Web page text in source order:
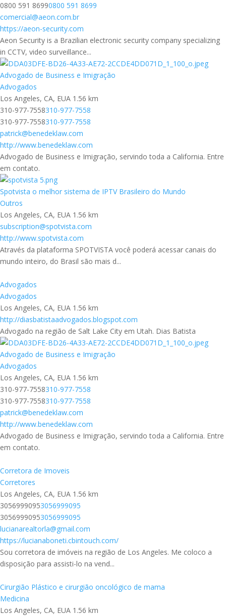
0800 591 86990800 591 8699
comercial@aeon.com.br
https://aeon-security.com
Aeon Security is a Brazilian electronic security company specializing
in CCTV, video surveillance...
Advogado de Business e Imigração
Advogados
Los Angeles, CA, EUA 1.56 km
310-977-7558310-977-7558
310-977-7558310-977-7558
patrick@benedeklaw.com
http://www.benedeklaw.com
Advogado de Business e Imigração, servindo toda a California. Entre
em contato.
Spotvista o melhor sistema de IPTV Brasileiro do Mundo
Outros
Los Angeles, CA, EUA 1.56 km
subscription@spotvista.com
http://www.spotvista.com
Através da plataforma SPOTVISTA você poderá acessar canais do
mundo inteiro, do Brasil são mais d...
Advogados
Advogados
Los Angeles, CA, EUA 1.56 km
http://diasbatistaadvogados.blogspot.com
Advogado na região de Salt Lake City em Utah. Dias Batista
Advogado de Business e Imigração
Advogados
Los Angeles, CA, EUA 1.56 km
310-977-7558310-977-7558
310-977-7558310-977-7558
patrick@benedeklaw.com
http://www.benedeklaw.com
Advogado de Business e Imigração, servindo toda a California. Entre
em contato.
Corretora de Imoveis
Corretores
Los Angeles, CA, EUA 1.56 km
30569990953056999095
30569990953056999095
lucianarealtorla@gmail.com
https://lucianaboneti.cbintouch.com/
Sou corretora de imóveis na região de Los Angeles. Me coloco a
disposição para assisti-lo na vend...
Cirurgião Plástico e cirurgião oncológico de mama
Medicina
Los Angeles, CA, EUA 1.56 km